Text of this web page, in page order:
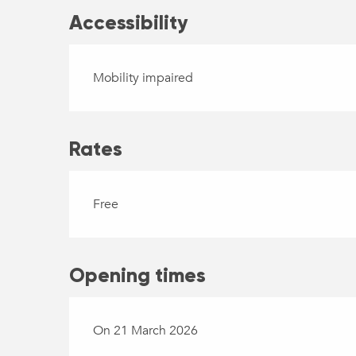
Accessibility
Mobility impaired
Rates
Free
Opening times
On 21 March 2026